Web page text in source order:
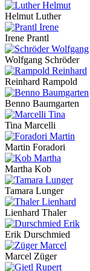
Helmut Luther
Irene Prantl
Wolfgang Schröder
Reinhard Rampold
Benno Baumgarten
Tina Marcelli
Martin Foradori
Martha Kob
Tamara Lunger
Lienhard Thaler
Erik Durschmied
Marcel Züger